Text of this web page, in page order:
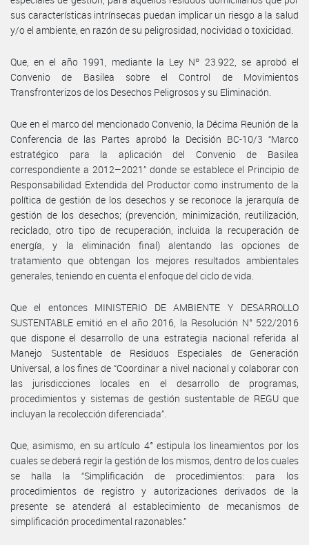
sus características intrínsecas puedan implicar un riesgo a la salud
y/o el ambiente, en razón de su peligrosidad, nocividad o toxicidad.
Que, en el año 1991, mediante la Ley Nº 23.922, se aprobó el
Convenio de Basilea sobre el Control de Movimientos
Transfronterizos de los Desechos Peligrosos y su Eliminación.
Que en el marco del mencionado Convenio, la Décima Reunión de la
Conferencia de las Partes aprobó la Decisión BC-10/3 “Marco
estratégico para la aplicación del Convenio de Basilea
correspondiente a 2012–2021” donde se establece el Principio de
Responsabilidad Extendida del Productor como instrumento de la
política de gestión de los desechos y se reconoce la jerarquía de
gestión de los desechos; (prevención, minimización, reutilización,
reciclado, otro tipo de recuperación, incluida la recuperación de
energía, y la eliminación final) alentando las opciones de
tratamiento que obtengan los mejores resultados ambientales
generales, teniendo en cuenta el enfoque del ciclo de vida.
Que el entonces MINISTERIO DE AMBIENTE Y DESARROLLO
SUSTENTABLE emitió en el año 2016, la Resolución N° 522/2016
que dispone el desarrollo de una estrategia nacional referida al
Manejo Sustentable de Residuos Especiales de Generación
Universal, a los fines de “Coordinar a nivel nacional y colaborar con
las jurisdicciones locales en el desarrollo de programas,
procedimientos y sistemas de gestión sustentable de REGU que
incluyan la recolección diferenciada”.
Que, asimismo, en su artículo 4° estipula los lineamientos por los
cuales se deberá regir la gestión de los mismos, dentro de los cuales
se halla la “Simplificación de procedimientos: para los
procedimientos de registro y autorizaciones derivados de la
presente se atenderá al establecimiento de mecanismos de
simplificación procedimental razonables.”